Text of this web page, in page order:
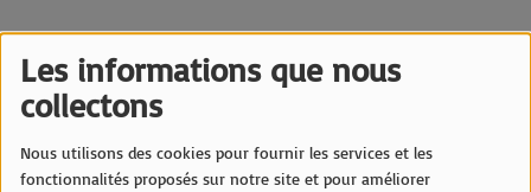
Les informations que nous
collectons
Nous utilisons des cookies pour fournir les services et les
fonctionnalités proposés sur notre site et pour améliorer
savoir sur la saison 2026/2027 en Ligue 2